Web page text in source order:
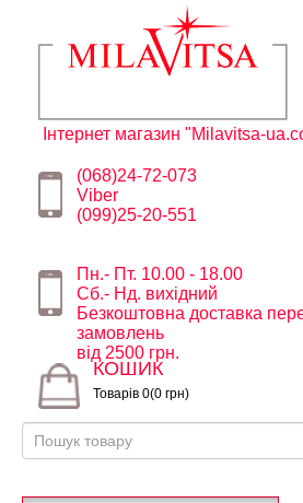
Інтернет магазин "Milavitsa-
(068)24-72-073
Viber
(099)25-20-551
Пн.- Пт. 10.00 - 18.00
Сб.- Нд. вихідний
Безкоштовна доставка
замовлень
від 2500 грн.
КОШИК
Товарів 0(0 грн)